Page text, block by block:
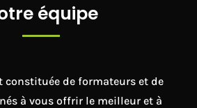
équipe
constituée de formateurs et de
à vous offrir le meilleur et à